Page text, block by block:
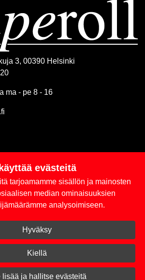
3, 00390 Helsinki
ma - pe 8 - 16
Rekisteriseloste
ja maksuehdot
Kirjaudu sisään
© 2026 Taperoll
evästeitä
tarjoamamme sisällön ja mainosten
median ominaisuuksien
analysoimiseen.
Hyväksy
Kiellä
lisää ja hallitse evästeitä